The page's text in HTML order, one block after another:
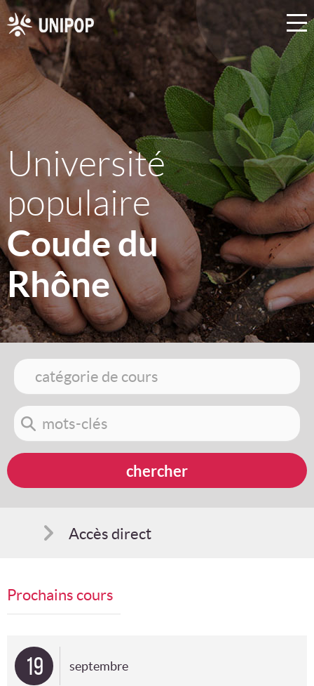
Université
populaire
Coude du
Rhône
Accès direct
Suggestions
Programme en PDF
Prochains cours
19 septembre